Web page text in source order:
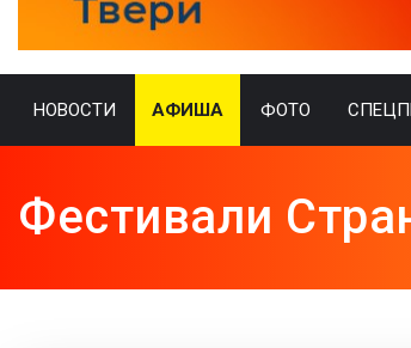
НОВОСТИ АФИША ФОТО
Фестивали